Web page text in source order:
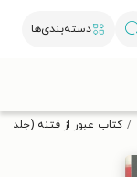
دسته‌بندی‌ها
کتاب عبور از فتنه (جلد